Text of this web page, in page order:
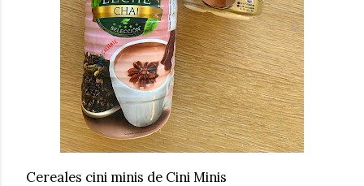
Cereales cini minis de Cini Minis